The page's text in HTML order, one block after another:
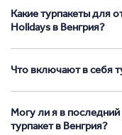
Какие турпакеты для
Holidays в Венгрия?
Что включают в себя
Могу ли я в
турпакет в Венгрия?